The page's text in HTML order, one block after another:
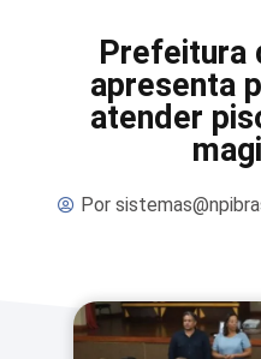
Prefeitura
apresenta
atender
Por